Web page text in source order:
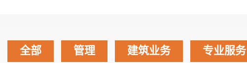
全部 管理 建筑业务 专业服务